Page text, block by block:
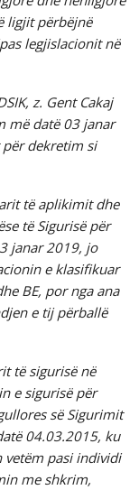
ligjit përbëjnë
legjislacionit në
z. Gent Cakaj
më datë 03 janar
dekretim si
të aplikimit dhe
të Sigurisë për
janar 2019, jo
e klasifikuar
BE, por nga ana
e tij përballë
të sigurisë në
e sigurisë për
së Sigurimit
04.03.2015, ku
pasi individi
me shkrim,